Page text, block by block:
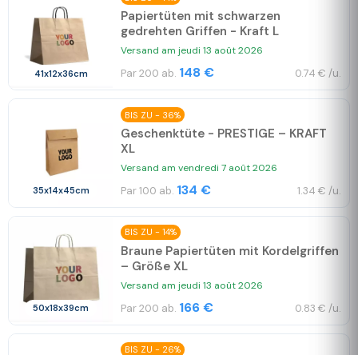
41x12x36cm
Papiertüten mit schwarzen
gedrehten Griffen - Kraft L
Versand am jeudi 13 août 2026
Par 200 ab. 148 € 0.74 € /u.
35x14x45cm
BIS ZU - 36%
Geschenktüte - PRESTIGE – KRAFT
XL
Versand am vendredi 7 août 2026
Par 100 ab. 134 € 1.34 € /u.
50x18x39cm
BIS ZU - 14%
Braune Papiertüten mit Kordelgriffen
– Größe XL
Versand am jeudi 13 août 2026
Par 200 ab. 166 € 0.83 € /u.
BIS ZU - 26%